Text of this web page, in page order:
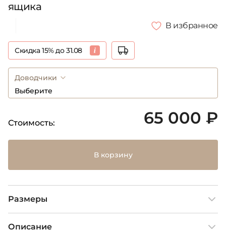
ящика
В избранное
Скидка 15% до 31.08
Доводчики
Выберите
Стоимость: 65 000 ₽
В корзину
Размеры
Описание